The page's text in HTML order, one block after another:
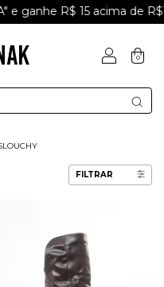
R$ 15 acima de R$199
0
FILTRAR